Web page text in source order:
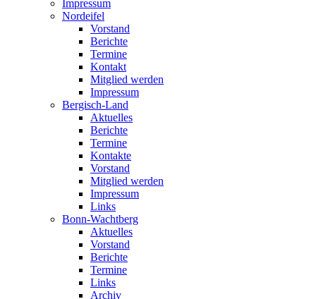
Impressum
Nordeifel
Vorstand
Berichte
Termine
Kontakt
Mitglied werden
Impressum
Bergisch-Land
Aktuelles
Berichte
Termine
Kontakte
Vorstand
Mitglied werden
Impressum
Links
Bonn-Wachtberg
Aktuelles
Vorstand
Berichte
Termine
Links
Archiv